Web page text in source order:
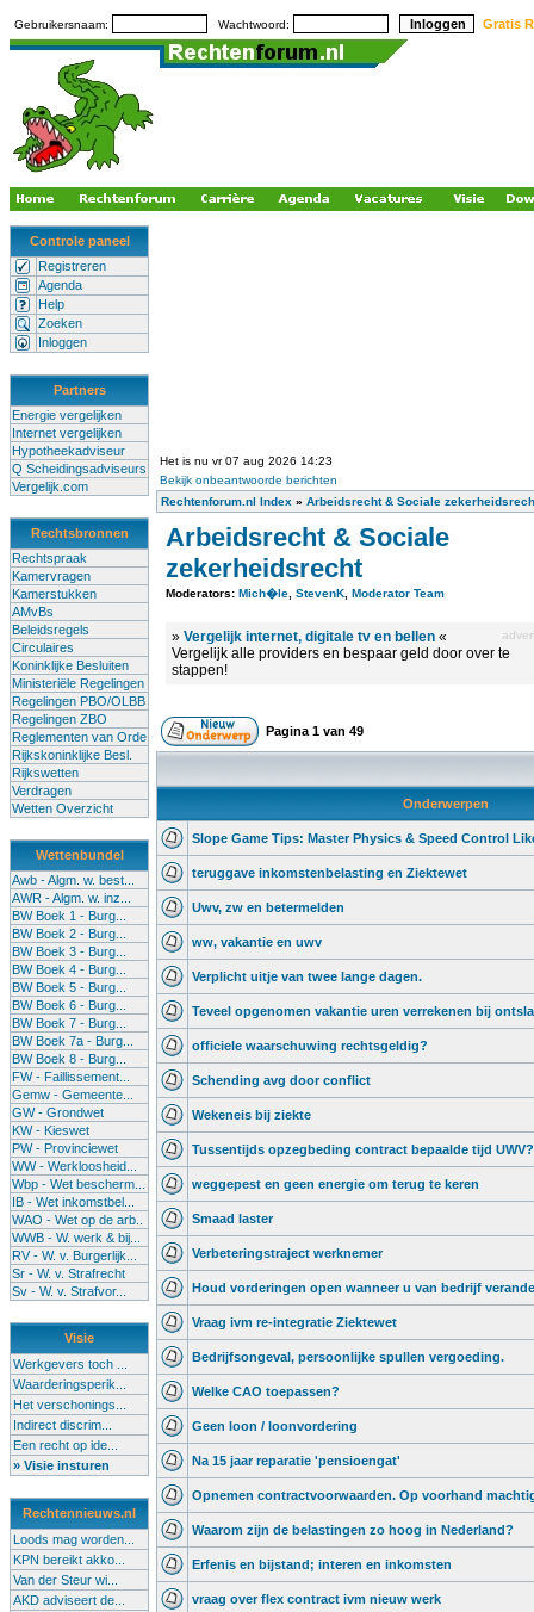
Gebruikersnaam: Wachtwoord: Gratis
Controle paneel
Registreren
Agenda
Help
Zoeken
Inloggen
Partners
Energie vergelijken
Internet vergelijken
Hypotheekadviseur
Q Scheidingsadviseurs
Vergelijk.com
Rechtsbronnen
Rechtspraak
Kamervragen
Kamerstukken
AMvBs
Beleidsregels
Circulaires
Koninklijke Besluiten
Ministeriële Regelingen
Regelingen PBO/OLBB
Regelingen ZBO
Reglementen van Orde
Rijkskoninklijke Besl.
Rijkswetten
Verdragen
Wetten Overzicht
Wettenbundel
Awb - Algm. w. best...
AWR - Algm. w. inz...
BW Boek 1 - Burg...
BW Boek 2 - Burg...
BW Boek 3 - Burg...
BW Boek 4 - Burg...
BW Boek 5 - Burg...
BW Boek 6 - Burg...
BW Boek 7 - Burg...
BW Boek 7a - Burg...
BW Boek 8 - Burg...
FW - Faillissement...
Gemw - Gemeente...
GW - Grondwet
KW - Kieswet
PW - Provinciewet
WW - Werkloosheid...
Wbp - Wet bescherm...
IB - Wet inkomstbel...
WAO - Wet op de arb..
WWB - W. werk & bij...
RV - W. v. Burgerlijk...
Sr - W. v. Strafrecht
Sv - W. v. Strafvor...
Visie
Werkgevers toch ...
Waarderingsperik...
Het verschonings...
Indirect discrim...
Een recht op ide...
» Visie insturen
Rechtennieuws.nl
Loods mag worden...
KPN bereikt akko...
Van der Steur wi...
AKD adviseert de...
Het is nu vr 07 aug 2026 14:23
Bekijk onbeantwoorde berichten
Rechtenforum.nl Index » Arbeidsrecht & Sociale
Arbeidsrecht & Sociale
zekerheidsrecht
Moderators: Mich�le StevenK Moderator Team
» Vergelijk internet, digitale tv en bellen «
Vergelijk alle providers en bespaar geld door over te
stappen!
Pagina 1 van 49
Onderwerpen
Slope Game Tips: Master Physics & Speed Control
teruggave inkomstenbelasting en Ziektewet
Uwv, zw en betermelden
ww, vakantie en uwv
Verplicht uitje van twee lange dagen.
Teveel opgenomen vakantie uren verrekenen bij
officiele waarschuwing rechtsgeldig?
Schending avg door conflict
Wekeneis bij ziekte
Tussentijds opzegbeding contract bepaalde tijd UWV?
weggepest en geen energie om terug te keren
Smaad laster
Verbeteringstraject werknemer
Houd vorderingen open wanneer u van bedrijf
Vraag ivm re-integratie Ziektewet
Bedrijfsongeval, persoonlijke spullen vergoeding.
Welke CAO toepassen?
Geen loon / loonvordering
Na 15 jaar reparatie 'pensioengat'
Opnemen contractvoorwaarden. Op voorhand
Waarom zijn de belastingen zo hoog in Nederland?
Erfenis en bijstand; interen en inkomsten
vraag over flex contract ivm nieuw werk